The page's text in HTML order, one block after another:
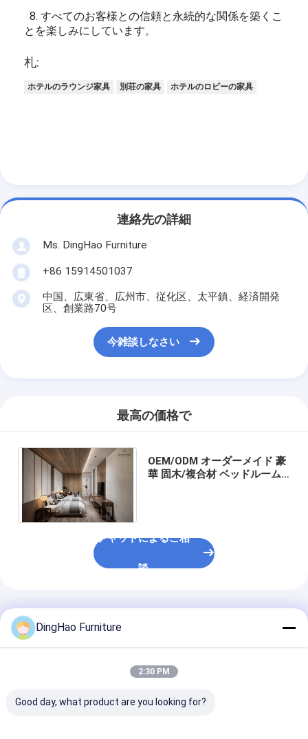
8. すべてのお客様との信頼と永続的な関係を築くこ
とを楽しみにしています。
札:
ホテルのラウンジ家具 別荘の家具 ホテルのロビーの家具
連絡先の詳細
Ms. DingHao Furniture
+86 15914501037
中国、広東省、広州市、従化区、太平鎮、経済開発
区、創業路70号
今雑談しなさい
最高の価格で
OEM/ODM オーダーメイド 豪
華 固木/複合材 ベッドルーム
チャットによるご相
談
推薦されたプロダクト
DingHao Furniture
2:30 PM
Good day, what product are you looking for?